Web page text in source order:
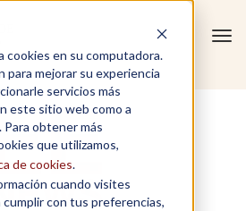
cookies en su computadora.
para mejorar su experiencia
servicios más
este sitio web como a
obtener más
que utilizamos,
de cookies.
cuando visites
con tus preferencias,